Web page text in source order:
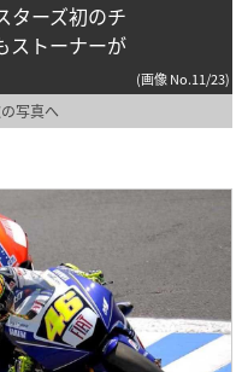
ターズ初のチ
ストーナーが
(画像 No.11/23)
写真へ